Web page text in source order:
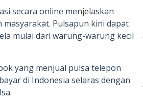
secara online menjelaskan
Pulsapun kini dapat
mulai dari warung-warung kecil
yang menjual pulsa telepon
di Indonesia selaras dengan